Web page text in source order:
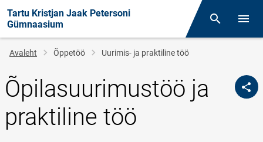
Tartu Kristjan Jaak Petersoni
Gümnaasium
Otsing
Leivapuru
Avaleht Õppetöö Uurimis- ja praktiline töö
Õpilasuurimustöö ja
praktiline töö